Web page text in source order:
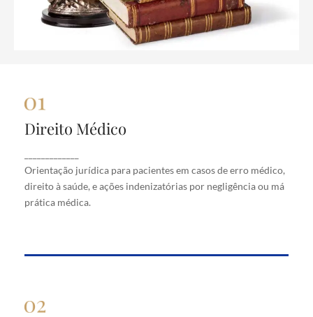
Direito Médico
Orientação jurídica para pacientes em casos de erro médico,
direito à saúde, e ações indenizatórias por negligência ou má
prática médica.
Direito Médico
erro médico, direito à saúde, e ações indenizatórias
por negligência ou má prática médica.